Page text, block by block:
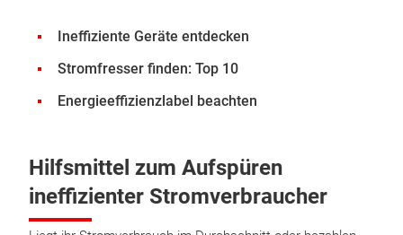
Ineffiziente Geräte entdecken
Stromfresser finden: Top 10
Energieeffizienzlabel beachten
Hilfsmittel zum Aufspüren
ineffizienter Stromverbraucher